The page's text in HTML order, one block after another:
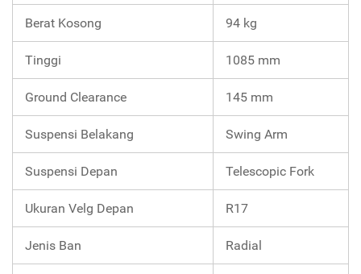
Berat Kosong 94 kg
Tinggi 1085 mm
Ground Clearance 145 mm
Suspensi Belakang Swing Arm
Suspensi Depan Telescopic Fork
Ukuran Velg Depan R17
Jenis Ban Radial